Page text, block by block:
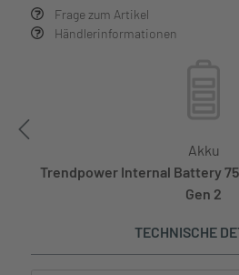
Frage zum Artikel
Händlerinformationen
Akku
Trendpower Internal Battery
Gen 2
TECHNISCHE